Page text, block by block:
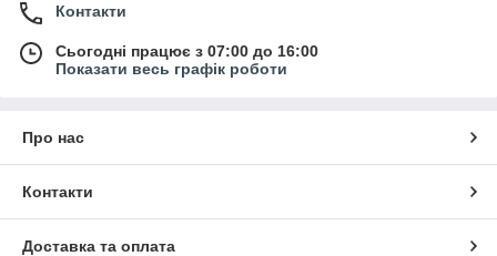
Контакти
Сьогодні працює з 07:00 до 16:00
Показати весь графік роботи
Про нас
Контакти
Доставка та оплата